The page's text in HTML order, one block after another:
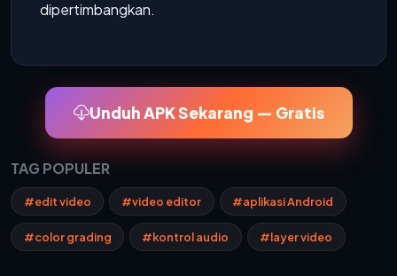
dipertimbangkan.
Unduh APK Sekarang — Gratis
TAG POPULER
#edit video #video editor #aplikasi Android
#color grading #kontrol audio #layer video